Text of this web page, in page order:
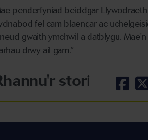
penderfyniad beiddgar
fel cam blaengar ac
gwaith ymchwil a datblygu.
drwy ail gam.”
stori